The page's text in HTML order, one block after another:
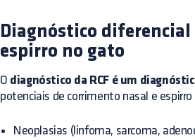
Diagnóstico
espirro no gato
O diagnóstico da RCF é um
potenciais de corrimento nasal e
Neoplasias (linfoma, sarcoma,